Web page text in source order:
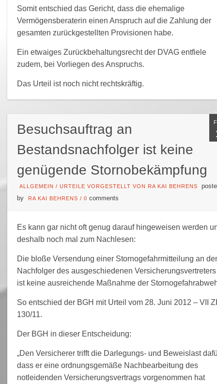
Somit entschied das Gericht, dass die ehemalige
Vermögensberaterin einen Anspruch auf die Zahlung der
gesamten zurückgestellten Provisionen habe.
Ein etwaiges Zurückbehaltungsrecht der DVAG entfiele
zudem, bei Vorliegen des Anspruchs.
Das Urteil ist noch nicht rechtskräftig.
Besuchsauftrag an
Bestandsnachfolger ist keine
genügende Stornobekämpfung
ALLGEMEIN / URTEILE VORGESTELLT VON RA KAI BEHRENS
by
RA KAI BEHRENS / 0 comments
Es kann gar nicht oft genug darauf hingeweisen werden
deshalb noch mal zum Nachlesen:
Die bloße Versendung einer Stornogefahrmitteilung an
Nachfolger des ausgeschiedenen Versicherungsvertreters
ist keine ausreichende Maßnahme der
So entschied der BGH mit Urteil vom 28. Juni 2012 – VII
130/11.
Der BGH in dieser Entscheidung:
„Den Versicherer trifft die Darlegungs- und Beweislast
dass er eine ordnungsgemäße Nachbearbeitung des
notleidenden Versicherungsvertrags vorgenommen hat